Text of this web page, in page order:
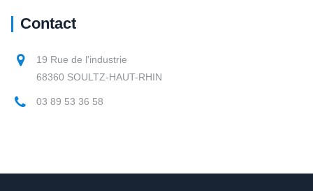
Contact
19 Rue de l'industrie
68360 SOULTZ-HAUT-RHIN
03 89 53 36 58